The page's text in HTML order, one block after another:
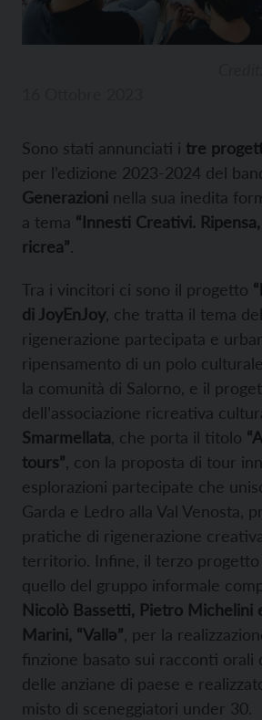
Sono stati annunciati i tre
per l’edizione 2023-2024 del
Generazioni nella sua inedita
a tema “Innesti Creativi.
ricrea”.
Tra i vincitori ci sono il progetto
di JoyEnJoy , che tratta il tema
rigenerazione partecipata e
ripensamento di un polo
la comunità di Salorno, e il
dell’associazione ricreativa
Smarmellata , che porta il titolo
tours” , con la proposta di tour
esplorazioni partecipate che
Garda e Ledro alla Val Venosta,
pratiche di rigenerazione
territorio. Infine, il terzo progetto
quello del gruppo informale
Nicolò Bassetti, Pietro Michelini
Marini, “Vallə” , per la
finzione basato sui racconti orali
delle anziane di paese e
misto di sceneggiatori under 30.